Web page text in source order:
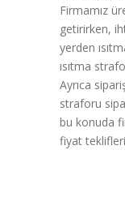
Firmamız
getirirken,
yerden
ısıtma
Ayrıca
straforu
bu konuda
fiyat